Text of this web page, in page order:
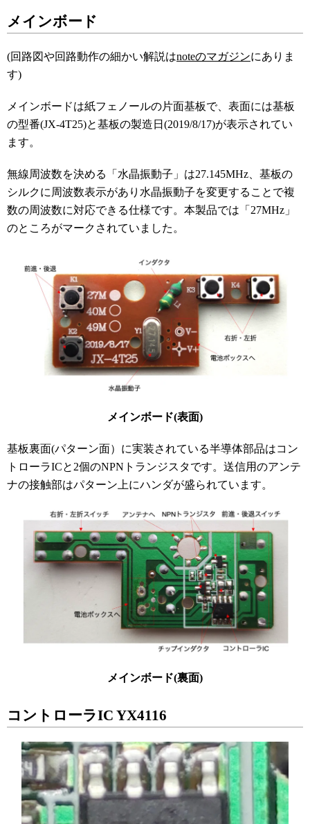
メインボード
(回路図や回路動作の細かい解説はnoteのマガジンにありま
す)
メインボードは紙フェノールの片面基板で、表面には基板
の型番(JX-4T25)と基板の製造日(2019/8/17)が表示されてい
ます。
無線周波数を決める「水晶振動子」は27.145MHz、基板の
シルクに周波数表示があり水晶振動子を変更することで複
数の周波数に対応できる仕様です。本製品では「27MHz」
のところがマークされていました。
メインボード(表面)
基板裏面(パターン面）に実装されている半導体部品はコン
トローラICと2個のNPNトランジスタです。送信用のアンテ
ナの接触部はパターン上にハンダが盛られています。
メインボード(裏面)
コントローラIC YX4116